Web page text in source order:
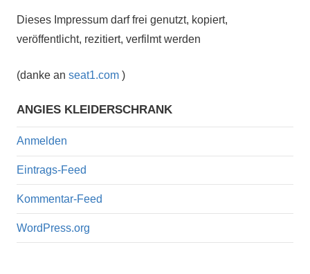
Dieses Impressum darf frei genutzt, kopiert,
veröffentlicht, rezitiert, verfilmt werden
(danke an seat1.com )
ANGIES KLEIDERSCHRANK
Anmelden
Eintrags-Feed
Kommentar-Feed
WordPress.org